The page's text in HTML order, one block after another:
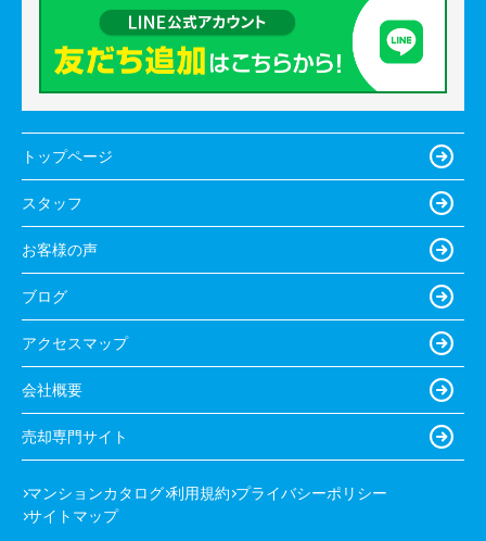
トップページ
スタッフ
お客様の声
ブログ
アクセスマップ
会社概要
売却専門サイト
マンションカタログ 利用規約 プライバシーポリシー
サイトマップ